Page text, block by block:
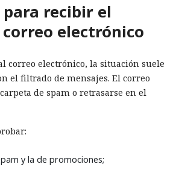
recibir el
electrónico
correo electrónico, la situación suele
el filtrado de mensajes. El correo
de spam o retrasarse en el
y la de promociones;